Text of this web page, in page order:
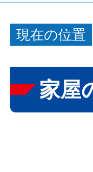
現在の位置
家屋